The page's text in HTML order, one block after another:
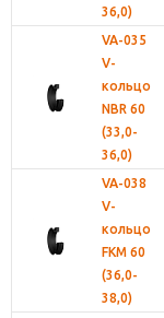
36,0)
VA-035
V-
кольцо
NBR 60
(33,0-
36,0)
VA-038
V-
кольцо
FKM 60
(36,0-
38,0)